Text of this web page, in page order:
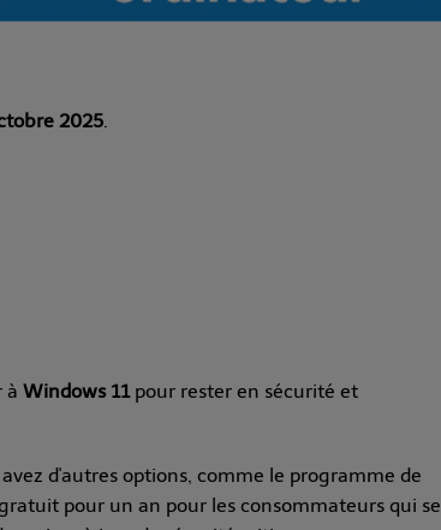
2025.
à Windows 11pour rester en sécurité et
d'autres options, comme le programme de
pour un an pour les consommateurs qui se